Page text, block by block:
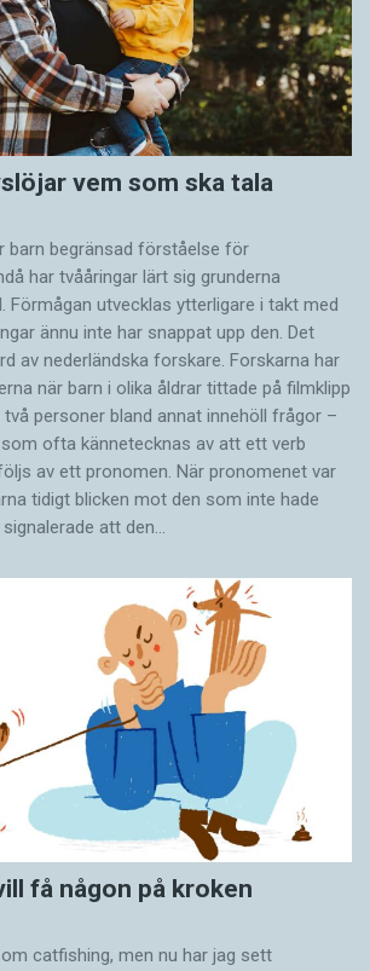
vem som ska tala
barn begränsad förståelse för
har tvååringar lärt sig grunderna
Förmågan utvecklas ytterligare i takt med
ännu inte har snappat upp den. Det
av nederländska forskare. Forskarna har
när barn i olika åldrar tittade på filmklipp
två personer bland annat innehöll frågor –
ofta kännetecknas av att ett verb
av ett pronomen. När pronomenet var
tidigt blicken mot den som inte hade
att den…
få någon på kroken
catfishing, men nu har jag sett